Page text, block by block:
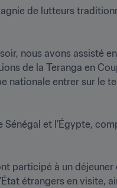
de lutteurs
nous avons assisté
de la Teranga en
nationale entrer sur le
et l’Égypte,
participé à un
étrangers en visite,